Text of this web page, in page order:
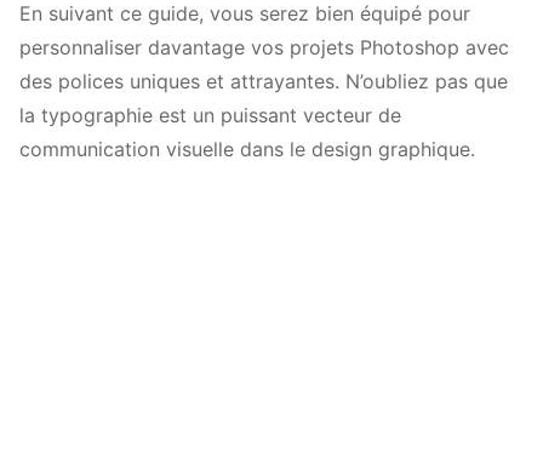
En suivant ce guide, vous serez bien équipé pour
personnaliser davantage vos projets Photoshop avec
des polices uniques et attrayantes. N’oubliez pas que
la typographie est un puissant vecteur de
communication visuelle dans le design graphique.